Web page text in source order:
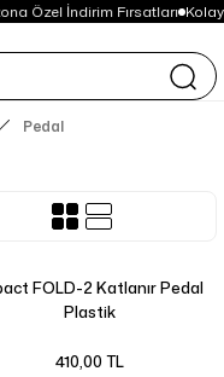
Özel İndirim Fırsatları
Pedal
FOLD-2 Katlanır Pedal
Plastik
410,00 TL